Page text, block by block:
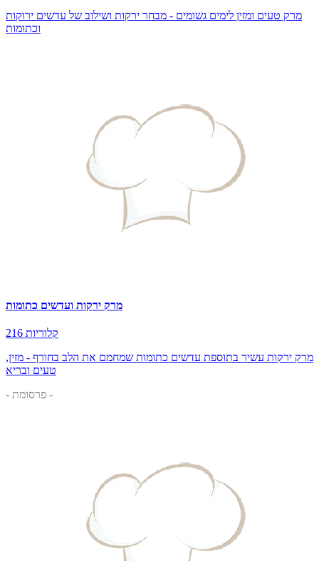
מרק טעים ומזין לימים גשומים - מבחר ירקות ושילוב של עדשים ירוקות
וכתומות
מרק ירקות ועדשים כתומות
216 קלוריות
מרק ירקות עשיר בתוספת עדשים כתומות שמחמם את הלב בחורף - מזין,
טעים ובריא
- פרסומת -